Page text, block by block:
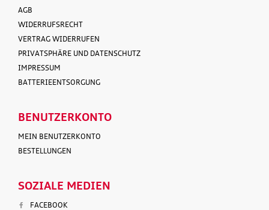
AGB
WIDERRUFSRECHT
VERTRAG WIDERRUFEN
PRIVATSPHÄRE UND DATENSCHUTZ
IMPRESSUM
BATTERIEENTSORGUNG
BENUTZERKONTO
MEIN BENUTZERKONTO
BESTELLUNGEN
SOZIALE MEDIEN
FACEBOOK